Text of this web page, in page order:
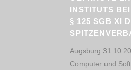
INSTITUTS
§ 125 SGB XI
Augsburg
Computer und